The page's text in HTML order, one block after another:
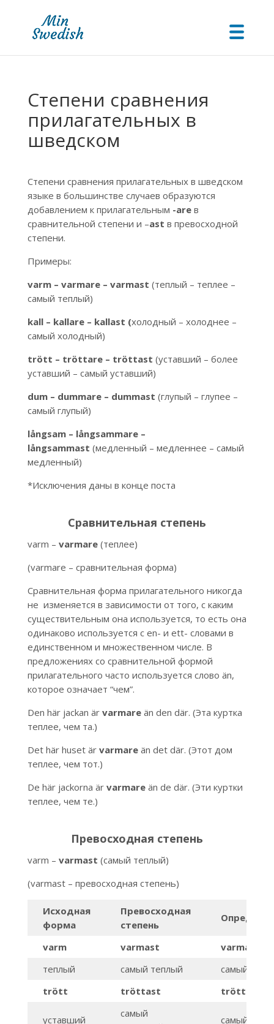
Степени сравнения
прилагательных в
шведском
Степени сравнения прилагательных в шведском
языке в большинстве случаев образуются
добавлением к прилагательным -areв
сравнительной степени и –ast в превосходной
степени.
Примеры:
varm – varmare – varmast (теплый – теплее –
самый теплый)
kall – kallare – kallast (холодный – холоднее –
самый холодный)
trött – tröttare – tröttast (уставший – более
уставший – самый уставший)
dum – dummare – dummast (глупый – глупее –
самый глупый)
långsam – långsammare –
långsammast (медленный – медленнее – самый
медленный)
*Исключения даны в конце поста
Сравнительная степень
varm – varmare (теплее)
(varmare – сравнительная форма)
Сравнительная форма прилагательного никогда
не изменяется в зависимости от того, с каким
существительным она используется, то есть она
одинаково используется с en- и ett- словами в
единственном и множественном числе. В
предложениях со сравнительной формой
прилагательного часто используется слово än,
которое означает “чем”.
Den här jackan är varmare än den där. (Эта куртка
теплее, чем та.)
Det här huset är varmare än det där. (Этот дом
теплее, чем тот.)
De här jackorna är varmare än de där. (Эти куртки
теплее, чем те.)
Превосходная степень
varm – varmast (самый теплый)
(varmast – превосходная степень)
Исходная
форма
Превосходная
степень
varm varmast
varmaste
теплый
самый теплый
самый
trött
tröttast tröttaste
уставший
самый
самый